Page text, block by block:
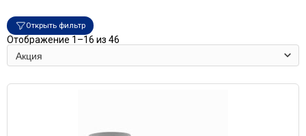
Открыть фильтр
Отображение 1–16 из 46